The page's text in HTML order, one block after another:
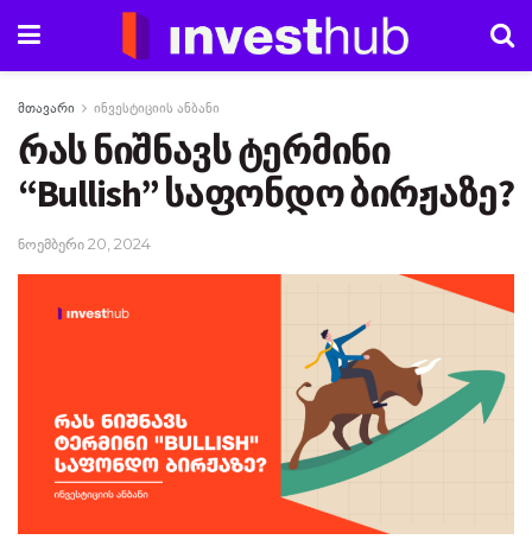
მთავარი ინვესტიციის ანბანი
რას ნიშნავს ტერმინი
“Bullish” საფონდო ბირჟაზე?
ნოემბერი 20, 2024